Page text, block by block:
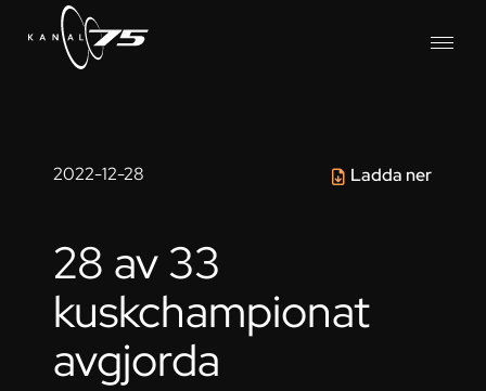
2022-12-28 Ladda ner
28 av 33
kuskchampionat
avgjorda